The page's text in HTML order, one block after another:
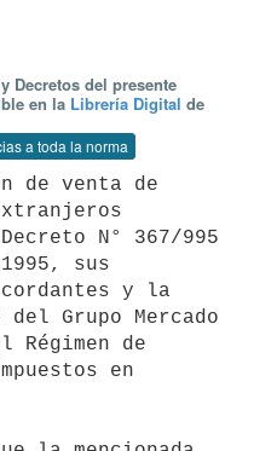
Decretos del presente
en la Librería Digital de
a toda la norma
N° 367/995
sus
y la
Grupo Mercado
Régimen de
en